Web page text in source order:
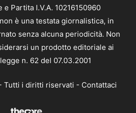
e Partita I.V.A. 10216150960
è una testata giornalistica, in
senza alcuna periodicità. Non
un prodotto editoriale ai
n. 62 del 07.03.2001
Tutti i diritti riservati - Contattaci